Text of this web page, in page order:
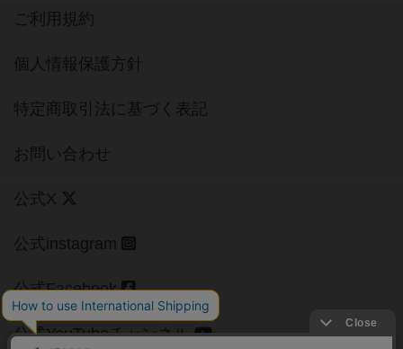
ご利用規約
個人情報保護方針
特定商取引法に基づく表記
お問い合わせ
公式X
公式instagram
公式Facebook
公式YouTubeチャンネル